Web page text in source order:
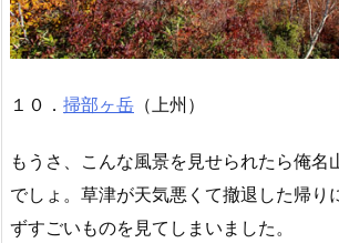
１０． 掃部ヶ岳 （上州）
もうさ、こんな風景を見せられたら俺名
でしょ。草津が天気悪くて撤退した帰り
ずすごいものを見てしまいました。